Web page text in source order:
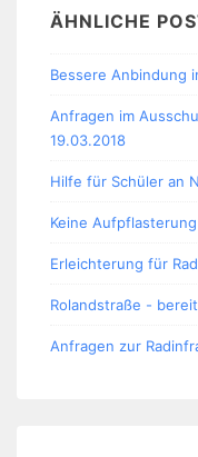
ÄHNLICHE
Bessere Anbindung
Anfragen im
19.03.2018
Hilfe für Schüler an
Keine
Erleichterung für
Rolandstraße -
Anfragen zur